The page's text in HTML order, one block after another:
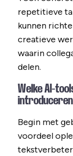
repetitieve
kunnen
creatieve
waarin
delen.
Welke AI-
Begin met
voordeel